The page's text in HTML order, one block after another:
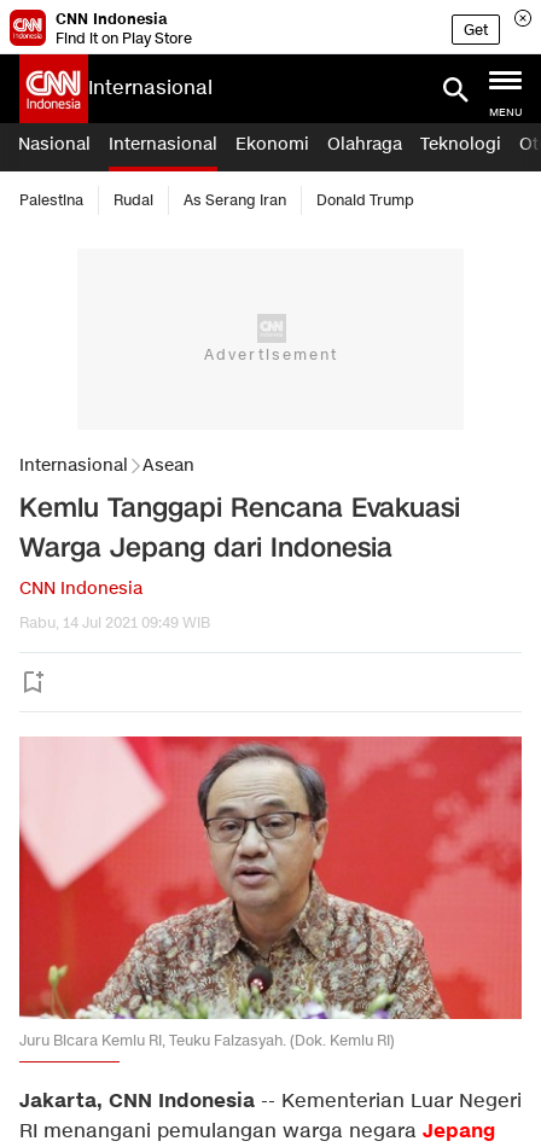
CNN Indonesia
Find it on Play Store
Get
Internasional
MENU
Nasional Internasional Ekonomi Olahraga Teknologi
Palestina Rudal As Serang Iran Donald Trump
Internasional Asean
Kemlu Tanggapi Rencana Evakuasi
Warga Jepang dari Indonesia
CNN Indonesia
Rabu, 14 Jul 2021 09:49 WIB
Juru Bicara Kemlu RI, Teuku Faizasyah. (Dok. Kemlu RI)
Jakarta, CNN Indonesia -- Kementerian Luar Negeri
RI menangani pemulangan warga negara Jepang